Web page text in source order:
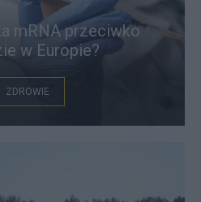
mRNA przeciwko
w Europie?
ZDROWIE